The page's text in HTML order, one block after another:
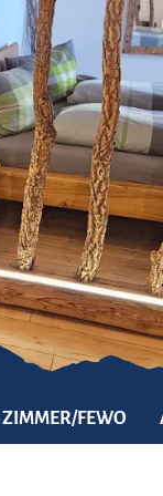
ZIMMER/FEWO